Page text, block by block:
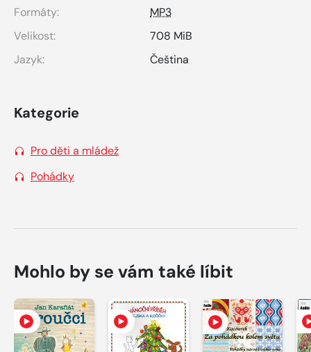
Formáty:
MP3
Velikost:
708 MiB
Jazyk:
Čeština
Kategorie
Pro děti a mládež
Pohádky
Mohlo by se vám také líbit